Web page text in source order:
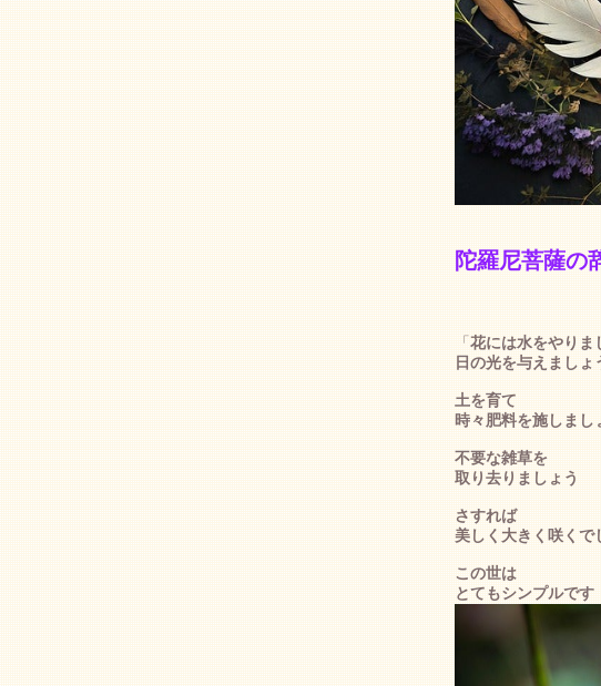
陀羅尼菩薩の
「花には水をやりま
日の光を与えましょ
土を育て
時々肥料を施しまし
不要な雑草を
取り去りましょう
さすれば
美しく大きく咲くで
この世は
とてもシンプルです